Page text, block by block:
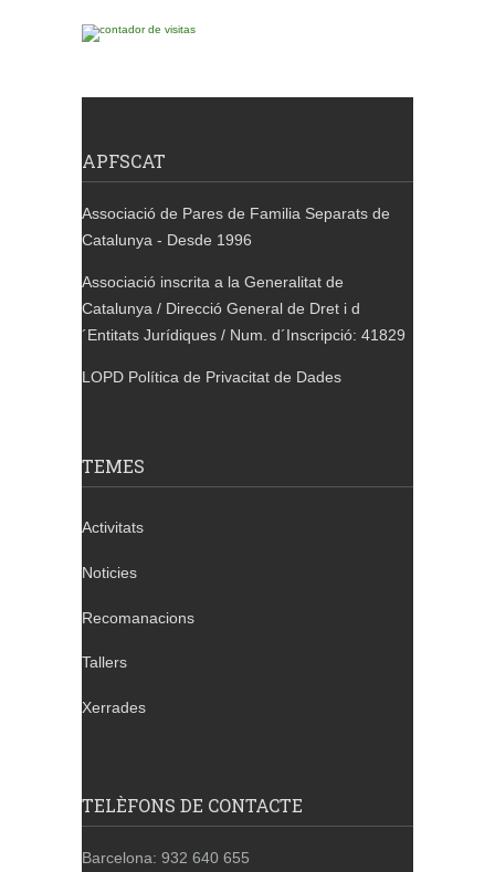
APFSCAT
Associació de Pares de Familia Separats de
Catalunya - Desde 1996
Associació inscrita a la Generalitat de
Catalunya / Direcció General de Dret i d
´Entitats Jurídiques / Num. d´Inscripció: 41829
LOPD Política de Privacitat de Dades
TEMES
Activitats
Noticies
Recomanacions
Tallers
Xerrades
TELÈFONS DE CONTACTE
Barcelona: 932 640 655